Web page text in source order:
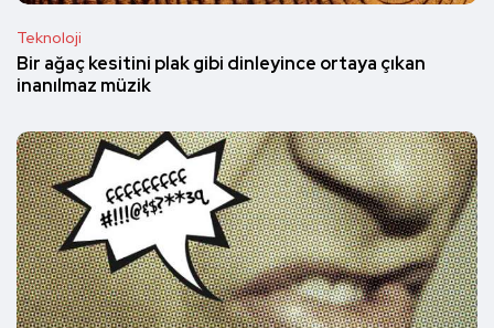
Teknoloji
Bir ağaç kesitini plak gibi dinleyince ortaya çıkan
inanılmaz müzik